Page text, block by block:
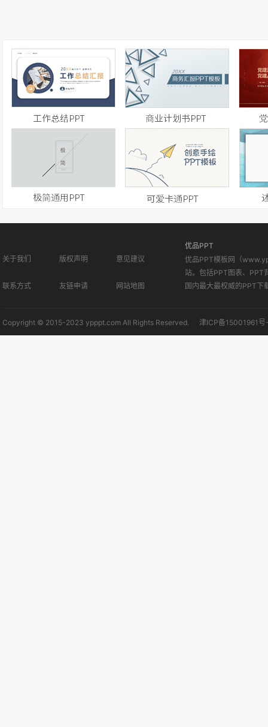
关于我们 版权声明 意见建议
联系方式 友链申请 网站地图
优品PPT
优品PPT模板网（
站。包括PPT图表、PPT
国内最大最权威的PPT下
Copyright © 2015-2023 ypppt.com All Rights Reserved. 津ICP备15001961号